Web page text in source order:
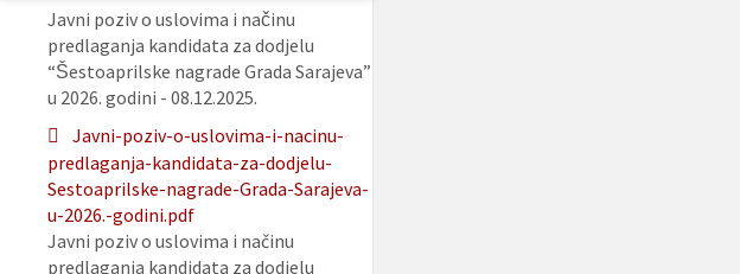
Javni poziv o uslovima i načinu
predlaganja kandidata za dodjelu
“Šestoaprilske nagrade Grada Sarajeva”
u 2026. godini - 08.12.2025.
Javni-poziv-o-uslovima-i-nacinu-
predlaganja-kandidata-za-dodjelu-
Sestoaprilske-nagrade-Grada-Sarajeva-
u-2026.-godini.pdf
Javni poziv o uslovima i načinu
predlaganja kandidata za dodjelu